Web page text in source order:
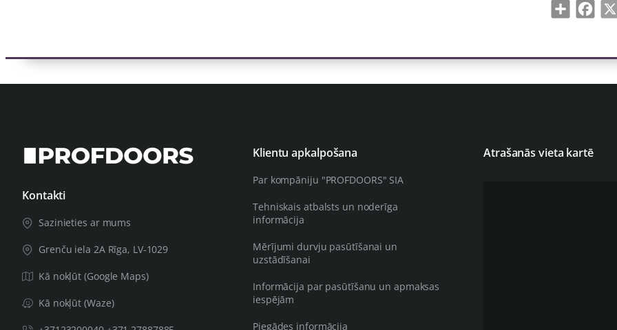
Share
Kontakti
Sazinieties ar mums
Grenču iela 2A Rīga, LV-1029
Kā nokļūt (Google Maps)
Kā nokļūt (Waze)
Klientu apkalpošana
Par kompāniju "PROFDOORS" SIA
Tehniskais atbalsts un noderīga
informācija
Mērījumi durvju pasūtīšanai un
uzstādīšanai
Informācija par pasūtīšanu un apmaksas
iespējām
Piegādes informācija
Atrašanās vieta kartē